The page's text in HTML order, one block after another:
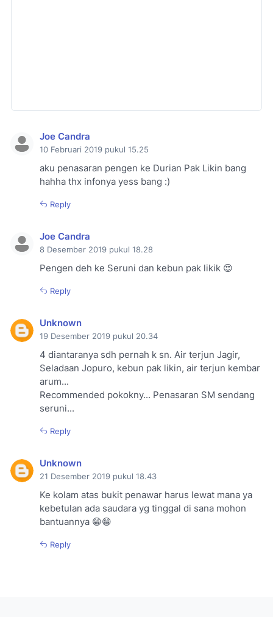
Joe Candra
10 Februari 2019 pukul 15.25
aku penasaran pengen ke Durian Pak Likin bang
hahha thx infonya yess bang :)
Reply
Joe Candra
8 Desember 2019 pukul 18.28
Pengen deh ke Seruni dan kebun pak likik 😍
Reply
Unknown
19 Desember 2019 pukul 20.34
4 diantaranya sdh pernah k sn. Air terjun Jagir,
Seladaan Jopuro, kebun pak likin, air terjun kembar
arum...
Recommended pokokny... Penasaran SM sendang
seruni...
Reply
Unknown
21 Desember 2019 pukul 18.43
Ke kolam atas bukit penawar harus lewat mana ya
kebetulan ada saudara yg tinggal di sana mohon
bantuannya 😁😁
Reply